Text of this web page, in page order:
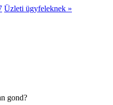
Üzleti ügyfeleknek »
gond?